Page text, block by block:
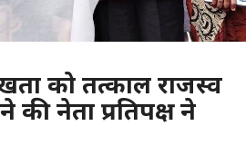
को तत्काल राजस्व
की नेता प्रतिपक्ष ने